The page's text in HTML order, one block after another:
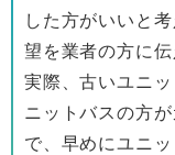
した方がいいと
望を業者の方に伝
実際、古いユニ
ニットバスの方
で、早めにユニ